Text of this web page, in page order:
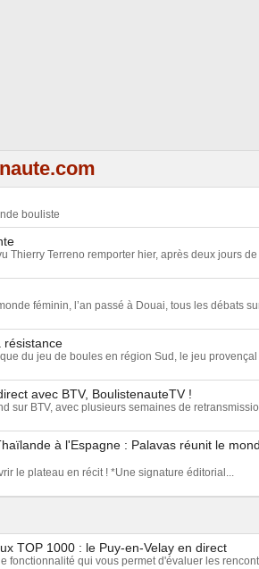
bouliste
Thierry Terreno remporter hier, après deux jours de
féminin, l’an passé à Douai, tous les débats
résistance
du jeu de boules en région Sud, le jeu provençal
avec BTV, BoulistenauteTV !
sur BTV, avec plusieurs semaines de
à l'Espagne : Palavas réunit le
le plateau en récit ! *Une signature éditorial...
TOP 1000 : le Puy-en-Velay en direct
fonctionnalité qui vous permet d'évaluer les